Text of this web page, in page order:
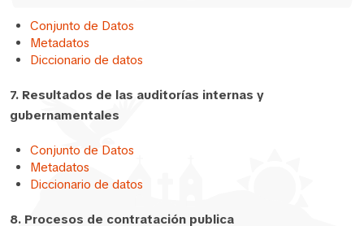
Conjunto de Datos
Metadatos
Diccionario de datos
7. Resultados de las auditorías internas y
gubernamentales
Conjunto de Datos
Metadatos
Diccionario de datos
8. Procesos de contratación publica